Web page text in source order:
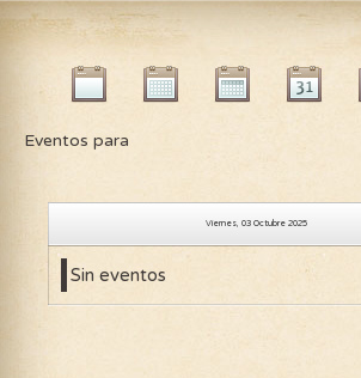
Eventos para
Viernes, 03 Octubre 2025
Sin eventos